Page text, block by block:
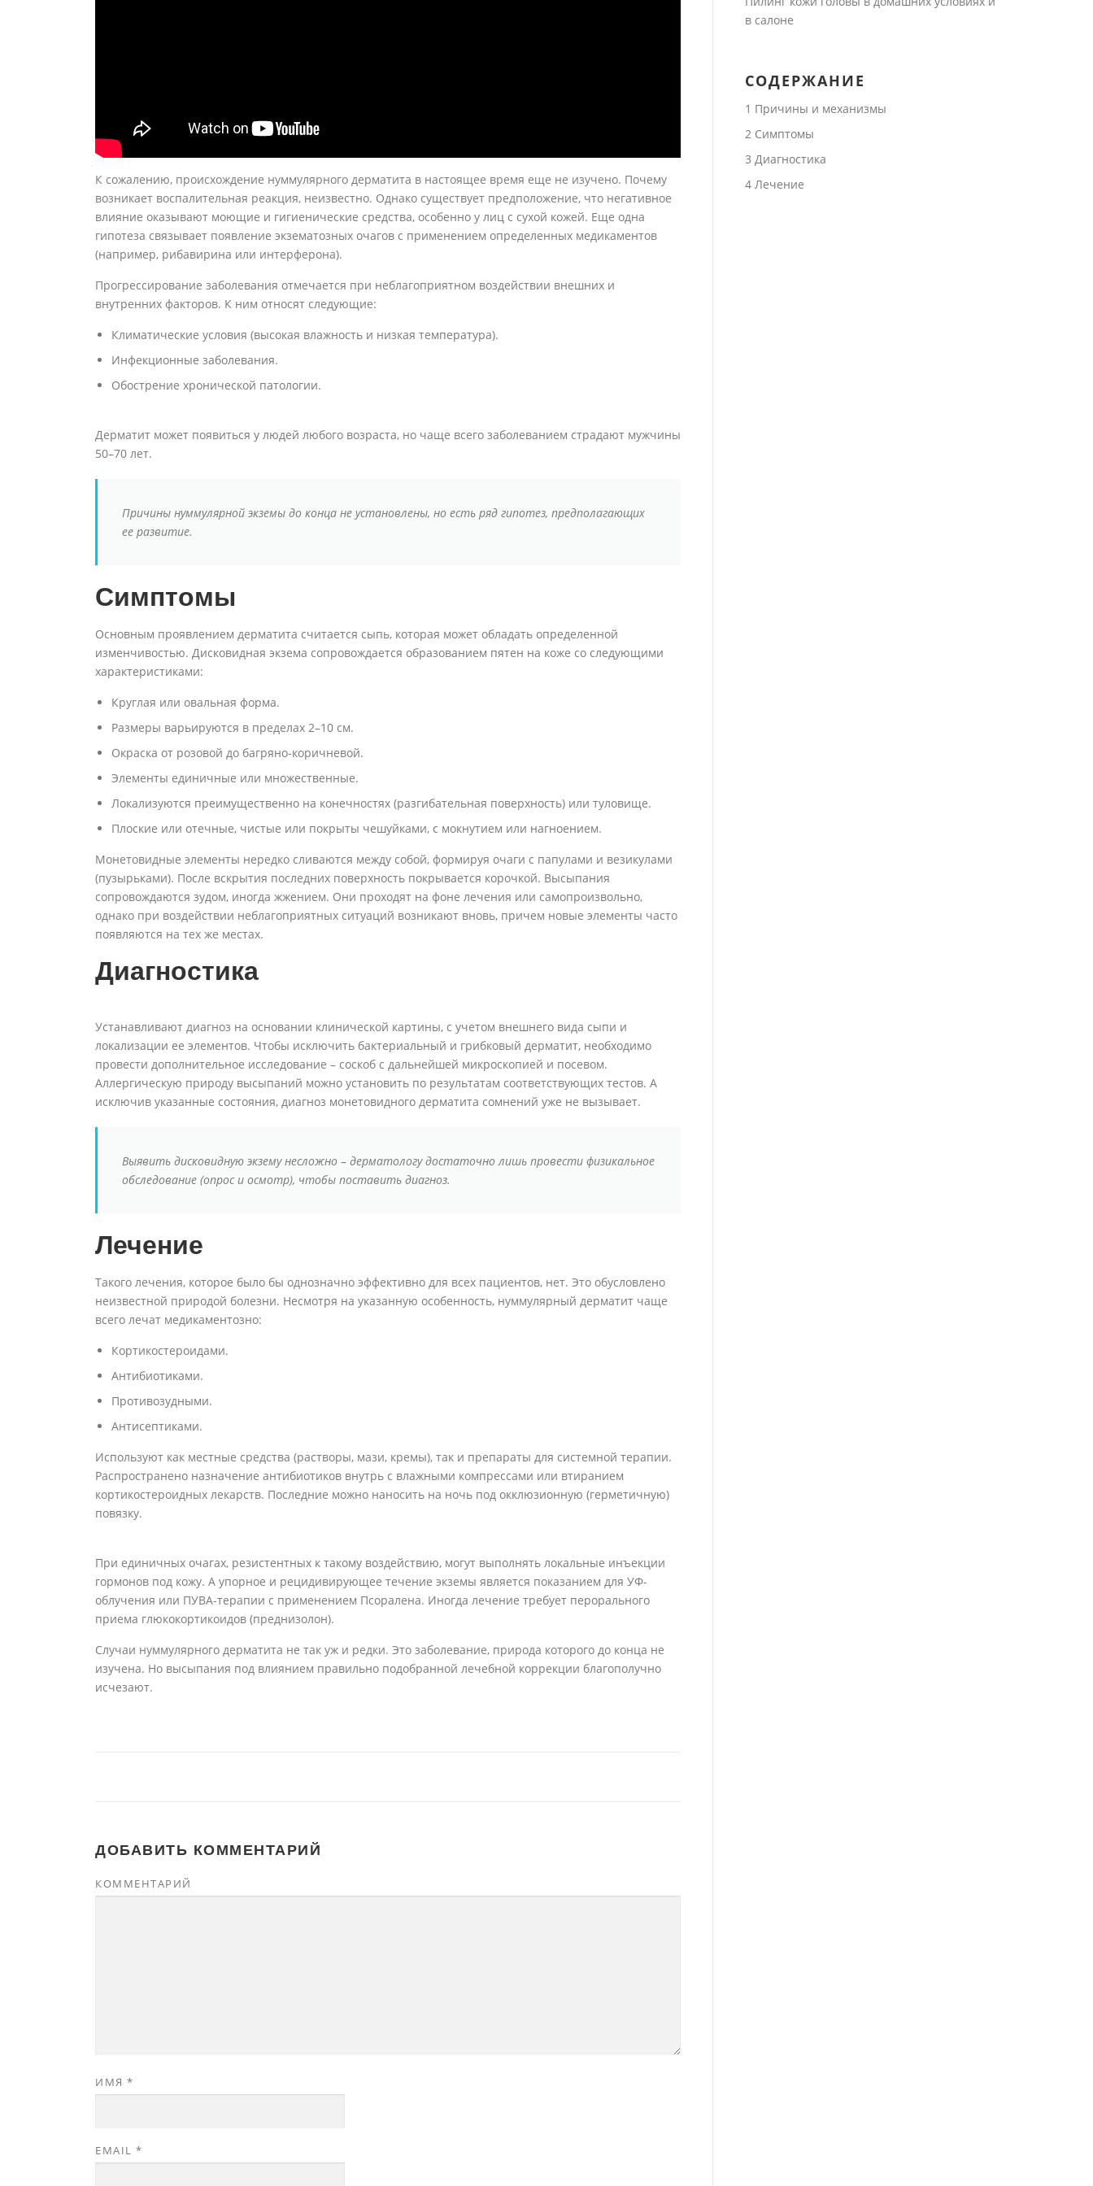
К сожалению, происхождение нуммулярного дерматита в настоящее время еще не изучено. Почему
возникает воспалительная реакция, неизвестно. Однако существует предположение, что негативное
влияние оказывают моющие и гигиенические средства, особенно у лиц с сухой кожей. Еще одна
гипотеза связывает появление экзематозных очагов с применением определенных медикаментов
(например, рибавирина или интерферона).
Прогрессирование заболевания отмечается при неблагоприятном воздействии внешних и
внутренних факторов. К ним относят следующие:
Климатические условия (высокая влажность и низкая температура).
Инфекционные заболевания.
Обострение хронической патологии.
Дерматит может появиться у людей любого возраста, но чаще всего заболеванием страдают мужчины
50–70 лет.
Причины нуммулярной экземы до конца не установлены, но есть ряд гипотез, предполагающих
ее развитие.
Симптомы
Основным проявлением дерматита считается сыпь, которая может обладать определенной
изменчивостью. Дисковидная экзема сопровождается образованием пятен на коже со следующими
характеристиками:
Круглая или овальная форма.
Размеры варьируются в пределах 2–10 см.
Окраска от розовой до багряно-коричневой.
Элементы единичные или множественные.
Локализуются преимущественно на конечностях (разгибательная поверхность) или туловище.
Плоские или отечные, чистые или покрыты чешуйками, с мокнутием или нагноением.
Монетовидные элементы нередко сливаются между собой, формируя очаги с папулами и везикулами
(пузырьками). После вскрытия последних поверхность покрывается корочкой. Высыпания
сопровождаются зудом, иногда жжением. Они проходят на фоне лечения или самопроизвольно,
однако при воздействии неблагоприятных ситуаций возникают вновь, причем новые элементы часто
появляются на тех же местах.
Диагностика
Устанавливают диагноз на основании клинической картины, с учетом внешнего вида сыпи и
локализации ее элементов. Чтобы исключить бактериальный и грибковый дерматит, необходимо
провести дополнительное исследование – соскоб с дальнейшей микроскопией и посевом.
Аллергическую природу высыпаний можно установить по результатам соответствующих тестов. А
исключив указанные состояния, диагноз монетовидного дерматита сомнений уже не вызывает.
Выявить дисковидную экзему несложно – дерматологу достаточно лишь провести физикальное
обследование (опрос и осмотр), чтобы поставить диагноз.
Лечение
Такого лечения, которое было бы однозначно эффективно для всех пациентов, нет. Это обусловлено
неизвестной природой болезни. Несмотря на указанную особенность, нуммулярный дерматит чаще
всего лечат медикаментозно:
Кортикостероидами.
Антибиотиками.
Противозудными.
Антисептиками.
Используют как местные средства (растворы, мази, кремы), так и препараты для системной терапии.
Распространено назначение антибиотиков внутрь с влажными компрессами или втиранием
кортикостероидных лекарств. Последние можно наносить на ночь под окклюзионную (герметичную)
повязку.
При единичных очагах, резистентных к такому воздействию, могут выполнять локальные инъекции
гормонов под кожу. А упорное и рецидивирующее течение экземы является показанием для УФ-
облучения или ПУВА-терапии с применением Псоралена. Иногда лечение требует перорального
приема глюкокортикоидов (преднизолон).
Случаи нуммулярного дерматита не так уж и редки. Это заболевание, природа которого до конца не
изучена. Но высыпания под влиянием правильно подобранной лечебной коррекции благополучно
исчезают.
ДОБАВИТЬ КОММЕНТАРИЙ
КОММЕНТАРИЙ
ИМЯ *
EMAIL *
в салоне
СОДЕРЖАНИЕ
1 Причины и механизмы
2Симптомы
3 Диагностика
4Лечение